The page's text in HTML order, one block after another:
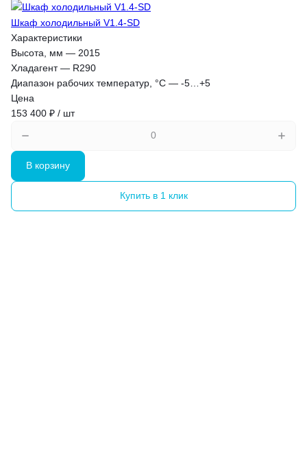
Шкаф холодильный V1.4-SD
Характеристики
Высота, мм — 2015
Хладагент— R290
Диапазон рабочих температур, °C — -5…+5
Цена
153 400 ₽ / шт
В корзину
Купить в 1 клик